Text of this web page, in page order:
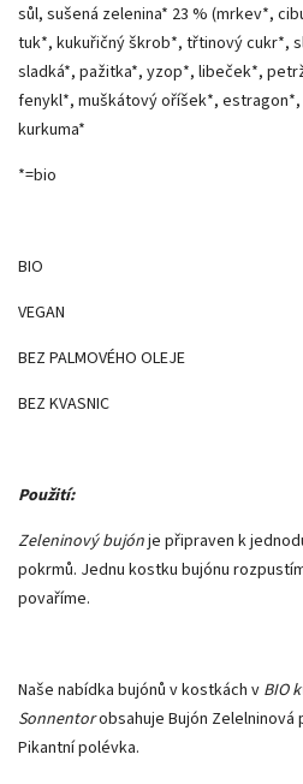
sůl, sušená zelenina* 23 % (mrkev*,
tuk*, kukuřičný škrob*, třtinový cukr*,
sladká*, pažitka*, yzop*, libeček*,
fenykl*, muškátový oříšek*,
kurkuma*
*=bio
BIO
VEGAN
BEZ PALMOVÉHO OLEJE
BEZ KVASNIC
Použití:
Zeleninový bujónje připraven k
pokrmů. Jednu kostku bujónu
povaříme.
Naše nabídka bujónů v kostkách v BIO
Sonnentorobsahuje Bujón Zelelninová
Pikantní polévka.